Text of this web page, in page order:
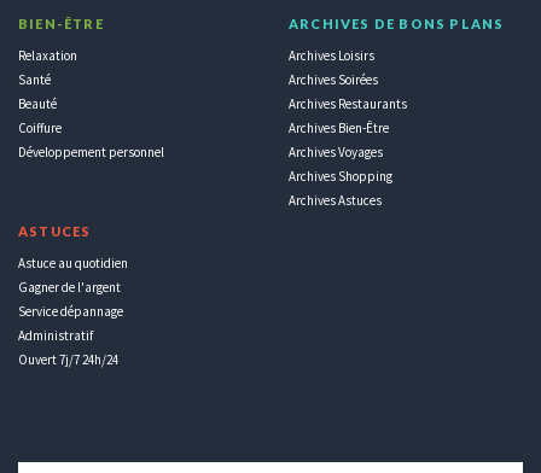
BIEN-ÊTRE
Relaxation
Santé
Beauté
Coiffure
Développement personnel
ASTUCES
Astuce au quotidien
Gagner de l'argent
Service dépannage
Administratif
Ouvert 7j/7 24h/24
ARCHIVES DE BONS PLANS
Archives Loisirs
Archives Soirées
Archives Restaurants
Archives Bien-Être
Archives Voyages
Archives Shopping
Archives Astuces